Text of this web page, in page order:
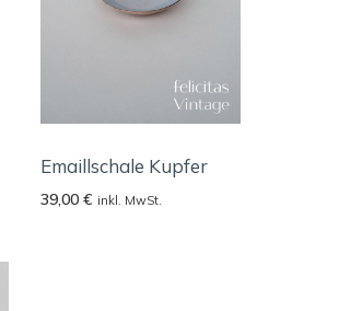
Emaillschale Kupfer
39,00€ inkl. MwSt.